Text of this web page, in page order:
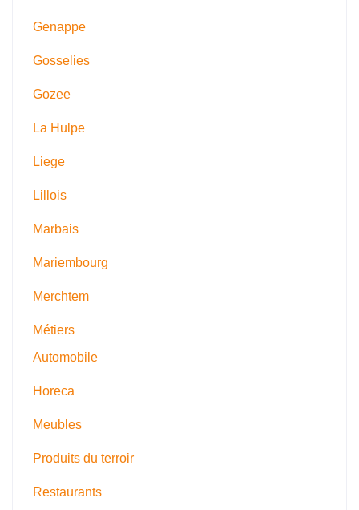
Genappe
Gosselies
Gozee
La Hulpe
Liege
Lillois
Marbais
Mariembourg
Merchtem
Métiers
Automobile
Horeca
Meubles
Produits du terroir
Restaurants